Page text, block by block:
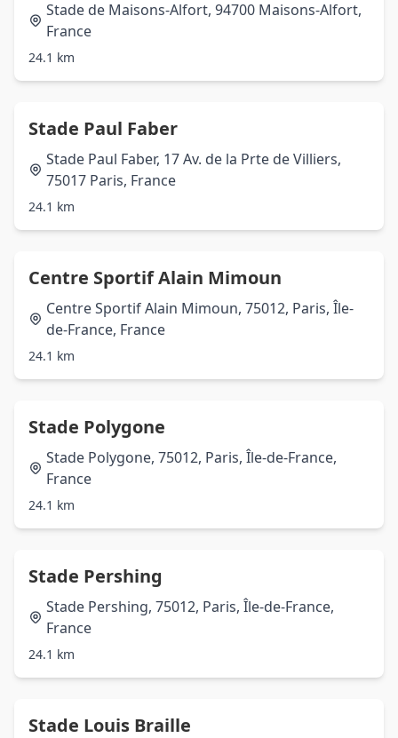
Stade de Maisons-Alfort, 94700 Maisons-Alfort,
France
24.1 km
Stade Paul Faber
Stade Paul Faber, 17 Av. de la Prte de Villiers,
75017 Paris, France
24.1 km
Centre Sportif Alain Mimoun
Centre Sportif Alain Mimoun, 75012, Paris, Île-
de-France, France
24.1 km
Stade Polygone
Stade Polygone, 75012, Paris, Île-de-France,
France
24.1 km
Stade Pershing
Stade Pershing, 75012, Paris, Île-de-France,
France
24.1 km
Stade Louis Braille